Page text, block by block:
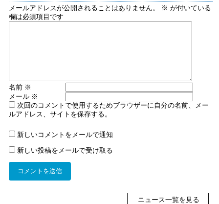
メールアドレスが公開されることはありません。 ※ が付いている
欄は必須項目です
名前 ※
メール ※
次回のコメントで使用するためブラウザーに自分の名前、メー
ルアドレス、サイトを保存する。
新しいコメントをメールで通知
新しい投稿をメールで受け取る
ニュース一覧を見る